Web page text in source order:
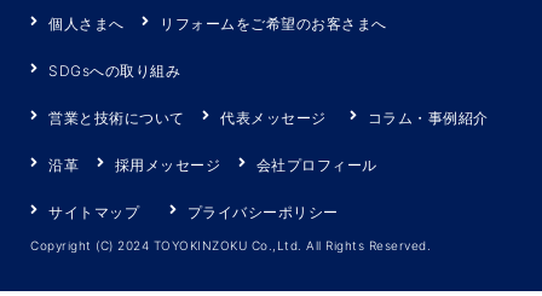
個人さまへ リフォームをご希望のお客さまへ
SDGsへの取り組み
営業と技術について 代表メッセージ コラム・事例紹介
沿革 採用メッセージ 会社プロフィール
サイトマップ プライバシーポリシー
Copyright (C) 2024 TOYOKINZOKU Co.,Ltd. All Rights Reserved.